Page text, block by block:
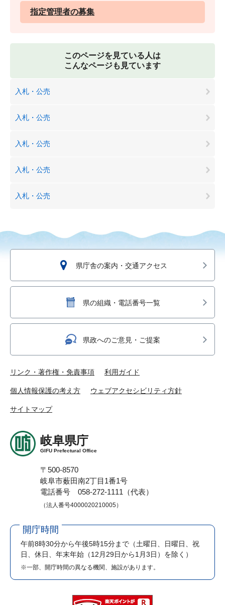
指定管理者の募集
このページを見ている人は
こんなページも見ています
入札・公売
入札・公売
入札・公売
入札・公売
入札・公売
県庁舎の案内・交通アクセス
県の組織・電話番号一覧
県政へのご意見・ご提案
リンク・著作権・免責事項 利用ガイド
個人情報保護の考え方 ウェブアクセシビリティ方針
サイトマップ
岐阜県庁
GIFU Prefectural Office
〒500-8570
岐阜市薮田南2丁目1番1号
電話番号 058-272-1111（代表）
（法人番号4000020210005）
開庁時間
午前8時30分から午後5時15分まで （土曜日、日曜日、祝
日、休日、年末年始（12月29日から1月3日）を除く）
※一部、開庁時間の異なる機関、施設があります。